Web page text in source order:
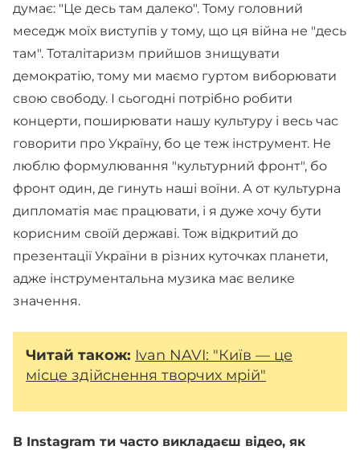
думає: "Це десь там далеко". Тому головний
меседж моїх виступів у тому, що ця війна не "десь
там". Тоталітаризм прийшов знищувати
демократію, тому ми маємо гуртом виборювати
свою свободу. І сьогодні потрібно робити
концерти, поширювати нашу культуру і весь час
говорити про Україну, бо це теж інструмент. Не
люблю формулювання "культурний фронт", бо
фронт один, де гинуть наші воїни. А от культурна
дипломатія має працювати, і я дуже хочу бути
корисним своїй державі. Тож відкритий до
презентації України в різних куточках планети,
адже інструментальна музика має велике
значення.
Читай також: Ivan NAVI: "Київ — це
місце здійснення творчих мрій"
В Instagram ти часто викладаєш відео, як